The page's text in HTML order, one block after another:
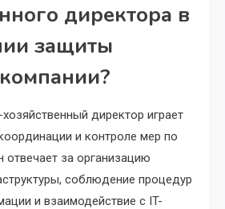
директора в
защиты
директор играет
и контроле мер по
за организацию
соблюдение процедур
и взаимодействие с IT-